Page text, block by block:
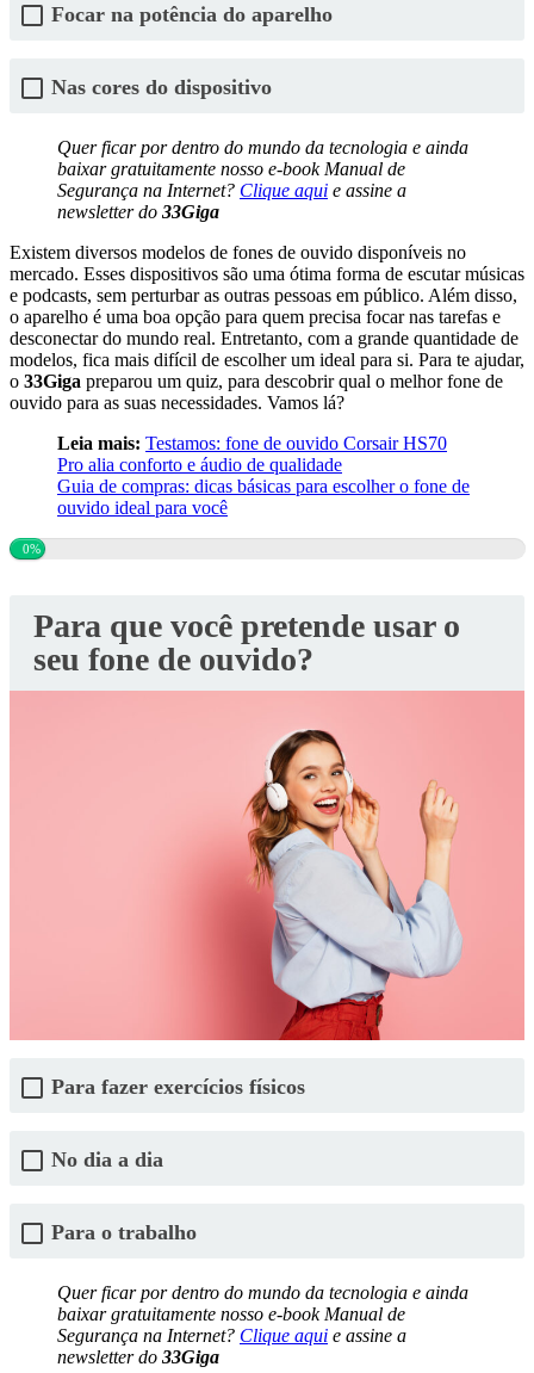
Focar na potência do aparelho
Nas cores do dispositivo
Quer ficar por dentro do mundo da tecnologia e ainda
baixar gratuitamente nosso e-book Manual de
Segurança na Internet? Clique aqui e assine a
newsletter do 33Giga
Existem diversos modelos de fones de ouvido disponíveis no
mercado. Esses dispositivos são uma ótima forma de escutar músicas
e podcasts, sem perturbar as outras pessoas em público. Além disso,
o aparelho é uma boa opção para quem precisa focar nas tarefas e
desconectar do mundo real. Entretanto, com a grande quantidade de
modelos, fica mais difícil de escolher um ideal para si. Para te ajudar,
o 33Giga preparou um quiz, para descobrir qual o melhor fone de
ouvido para as suas necessidades. Vamos lá?
Leia mais: Testamos: fone de ouvido Corsair HS70
Pro alia conforto e áudio de qualidade
Guia de compras: dicas básicas para escolher o fone de
ouvido ideal para você
0%
Para que você pretende usar o
seu fone de ouvido?
Para fazer exercícios físicos
No dia a dia
Para o trabalho
Quer ficar por dentro do mundo da tecnologia e ainda
baixar gratuitamente nosso e-book Manual de
Segurança na Internet? Clique aqui e assine a
newsletter do 33Giga